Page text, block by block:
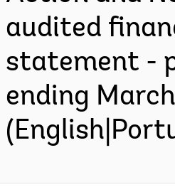
audited
statement -
ending